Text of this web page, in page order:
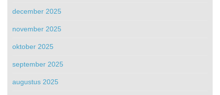
december 2025
november 2025
oktober 2025
september 2025
augustus 2025